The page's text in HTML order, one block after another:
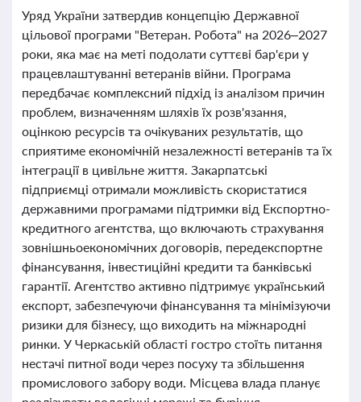
Уряд України затвердив концепцію Державної
цільової програми "Ветеран. Робота" на 2026–2027
роки, яка має на меті подолати суттєві бар'єри у
працевлаштуванні ветеранів війни. Програма
передбачає комплексний підхід із аналізом причин
проблем, визначенням шляхів їх розв'язання,
оцінкою ресурсів та очікуваних результатів, що
сприятиме економічній незалежності ветеранів та їх
інтеграції в цивільне життя. Закарпатські
підприємці отримали можливість скористатися
державними програмами підтримки від Експортно-
кредитного агентства, що включають страхування
зовнішньоекономічних договорів, передекспортне
фінансування, інвестиційні кредити та банківські
гарантії. Агентство активно підтримує український
експорт, забезпечуючи фінансування та мінімізуючи
ризики для бізнесу, що виходить на міжнародні
ринки. У Черкаській області гостро стоїть питання
нестачі питної води через посуху та збільшення
промислового забору води. Місцева влада планує